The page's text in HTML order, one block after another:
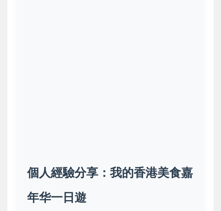
個人經驗分享：我的香港美食嘉
年华一日遊